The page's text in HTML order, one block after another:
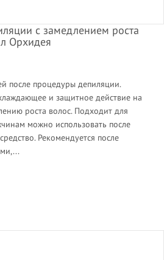
с замедлением роста
Орхидея
после процедуры депиляции.
и защитное действие на
роста волос. Подходит для
можно использовать после
Рекомендуется после